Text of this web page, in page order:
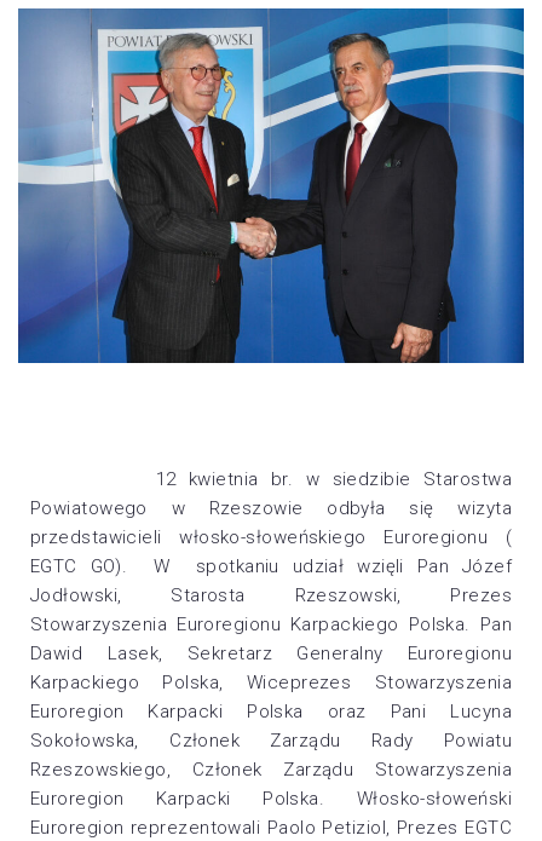
12 kwietnia br. w siedzibie Starostwa
Powiatowego w Rzeszowie odbyła się wizyta
przedstawicieli włosko-słoweńskiego Euroregionu (
EGTC GO). W spotkaniu udział wzięli Pan Józef
Jodłowski, Starosta Rzeszowski, Prezes
Stowarzyszenia Euroregionu Karpackiego Polska. Pan
Dawid Lasek, Sekretarz Generalny Euroregionu
Karpackiego Polska, Wiceprezes Stowarzyszenia
Euroregion Karpacki Polska oraz Pani Lucyna
Sokołowska, Członek Zarządu Rady Powiatu
Rzeszowskiego, Członek Zarządu Stowarzyszenia
Euroregion Karpacki Polska. Włosko-słoweński
Euroregion reprezentowali Paolo Petiziol, Prezes EGTC